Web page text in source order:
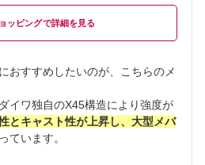
ッピング
おすすめしたいのが、こちらのメ
イワ独自のX45構造により強度が
とキャスト性が上昇し、大型メバ
ています。